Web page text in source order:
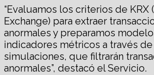
“Evaluamos los criterios de KRX
Exchange) para extraer
anormales y preparamos
indicadores métricos a través de
simulaciones, que filtrarán
anormales”, destacó el Servicio.